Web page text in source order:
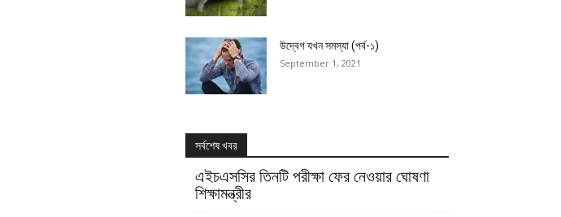
উদ্বেগ যখন সমস্যা (পর্ব-১)
September 1, 2021
সর্বশেষ খবর
এইচএসসির তিনটি পরীক্ষা ফের নেওয়ার ঘোষণা
শিক্ষামন্ত্রীর